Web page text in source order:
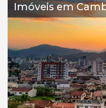
Imóveis em